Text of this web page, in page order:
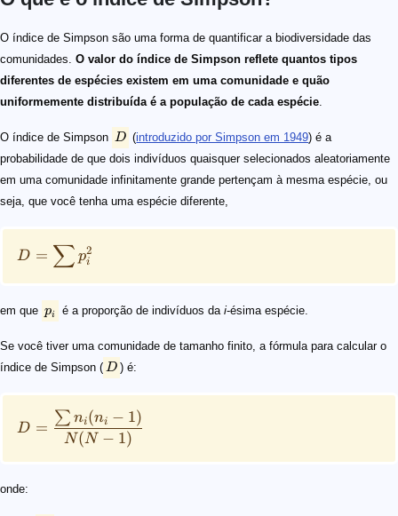
O índice de Simpson são uma forma de quantificar a biodiversidade das
comunidades. O valor do índice de Simpson reflete quantos tipos
diferentes de espécies existem em uma comunidade e quão
uniformemente distribuída é a população de cada espécie.
O índice de Simpson
D
D (introduzido por Simpson em 1949) é a
probabilidade de que dois indivíduos quaisquer selecionados aleatoriamente
em uma comunidade infinitamente grande pertençam à mesma espécie, ou
seja, que você tenha uma espécie diferente,
D = \sum p_i^2
D = ∑ pi
2
em que
p_i
pi é a proporção de indivíduos da i-ésima espécie.
Se você tiver uma comunidade de tamanho finito, a fórmula para calcular o
índice de Simpson (
D
D ) é:
D = \frac{ \sum n_i(n_i -1)}{N (N-1)}
D =
N(N − 1)
∑ ni(ni − 1)
onde:
n_i
N
D